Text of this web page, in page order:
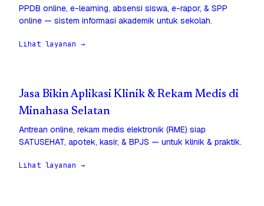
PPDB online, e-learning, absensi siswa, e-rapor, & SPP
online — sistem informasi akademik untuk sekolah.
Lihat layanan →
Jasa Bikin Aplikasi Klinik & Rekam Medis di
Minahasa Selatan
Antrean online, rekam medis elektronik (RME) siap
SATUSEHAT, apotek, kasir, & BPJS — untuk klinik & praktik.
Lihat layanan →